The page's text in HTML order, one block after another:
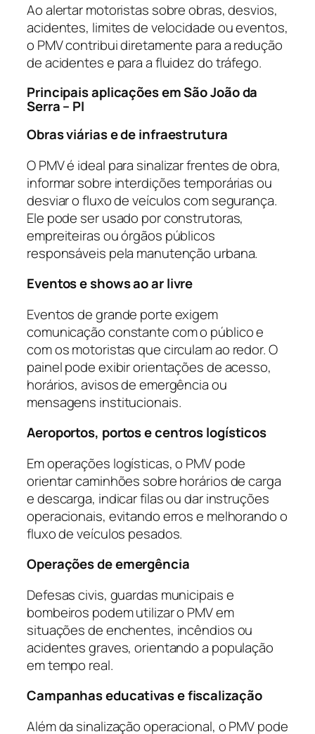
Ao alertar motoristas sobre obras, desvios,
acidentes, limites de velocidade ou eventos,
o PMV contribui diretamente para a redução
de acidentes e para a fluidez do tráfego.
Principais aplicações em São João da
Serra – PI
Obras viárias e de infraestrutura
O PMV é ideal para sinalizar frentes de obra,
informar sobre interdições temporárias ou
desviar o fluxo de veículos com segurança.
Ele pode ser usado por construtoras,
empreiteiras ou órgãos públicos
responsáveis pela manutenção urbana.
Eventos e shows ao ar livre
Eventos de grande porte exigem
comunicação constante com o público e
com os motoristas que circulam ao redor. O
painel pode exibir orientações de acesso,
horários, avisos de emergência ou
mensagens institucionais.
Aeroportos, portos e centros logísticos
Em operações logísticas, o PMV pode
orientar caminhões sobre horários de carga
e descarga, indicar filas ou dar instruções
operacionais, evitando erros e melhorando o
fluxo de veículos pesados.
Operações de emergência
Defesas civis, guardas municipais e
bombeiros podem utilizar o PMV em
situações de enchentes, incêndios ou
acidentes graves, orientando a população
em tempo real.
Campanhas educativas e fiscalização
Além da sinalização operacional, o PMV pode